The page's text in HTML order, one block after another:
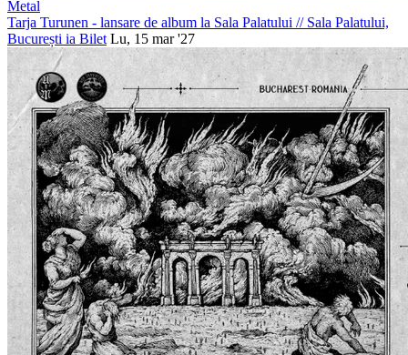
Metal
Tarja Turunen - lansare de album la Sala Palatului //Sala Palatului,
București ia Bilet Lu, 15 mar '27